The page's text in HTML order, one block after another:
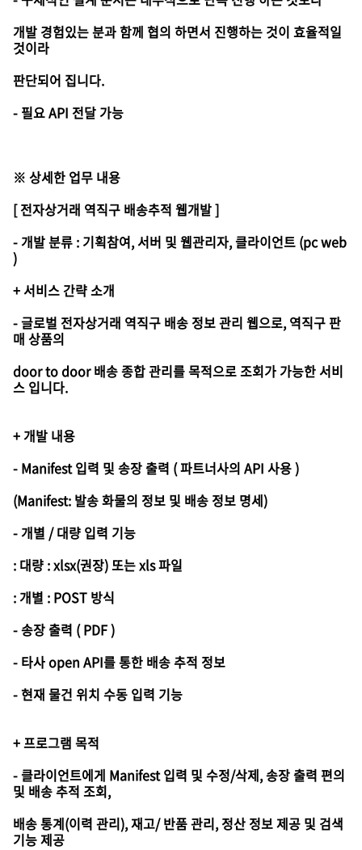
개발 경험있는 분과 함께 협의 하면서 진행하는 것이 효율적일
것이라
판단되어 집니다.
- 필요 API 전달 가능
※ 상세한 업무 내용
[ 전자상거래 역직구 배송추적 웹개발 ]
- 개발 분류 : 기획참여, 서버 및 웹관리자, 클라이언트 (pc web
)
+ 서비스 간략 소개
- 글로벌 전자상거래 역직구 배송 정보 관리 웹으로, 역직구 판
매 상품의
door to door 배송 종합 관리를 목적으로 조회가 가능한 서비
스 입니다.
+ 개발 내용
- Manifest 입력 및 송장 출력 ( 파트너사의 API 사용 )
(Manifest: 발송 화물의 정보 및 배송 정보 명세)
- 개별 / 대량 입력 기능
: 대량 : xlsx(권장) 또는 xls 파일
: 개별 : POST 방식
- 송장 출력 ( PDF )
- 타사 open API를 통한 배송 추적 정보
- 현재 물건 위치 수동 입력 기능
+ 프로그램 목적
- 클라이언트에게 Manifest 입력 및 수정/삭제, 송장 출력 편의
및 배송 추적 조회,
배송 통계(이력 관리), 재고/ 반품 관리, 정산 정보 제공 및 검색
기능 제공